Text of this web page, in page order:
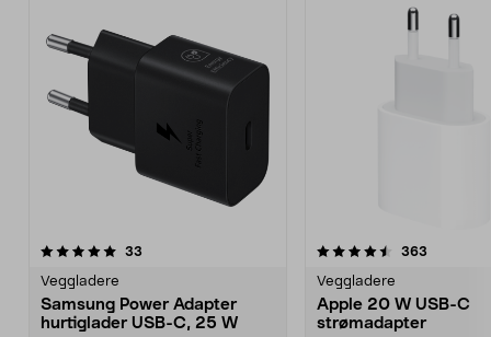
33
Veggladere
Samsung Power Adapter
hurtiglader USB-C, 25 W
4.5av 5 stjerner 363
Veggladere
Apple 20 W USB-C
strømadapter
4.5av 5 stjerner